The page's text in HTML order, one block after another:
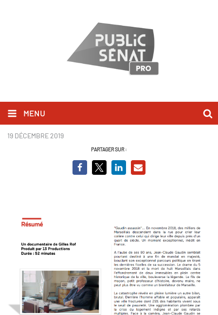
MENU
Page7.PNG
19 DÉCEMBRE 2019
PARTAGER SUR :